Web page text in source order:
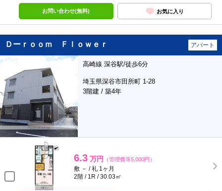
お問い合わせ(無料) お気に入り
Ｄーｒｏｏｍ Ｆｌｏｗｅｒ アパート
高崎線 深谷駅/徒歩6分
埼玉県深谷市田所町 1-28
3階建 / 築4年
6.3 万円 （管理費等5,000円）
敷 － / 礼 1ヶ月
2階 / 1R / 30.03㎡